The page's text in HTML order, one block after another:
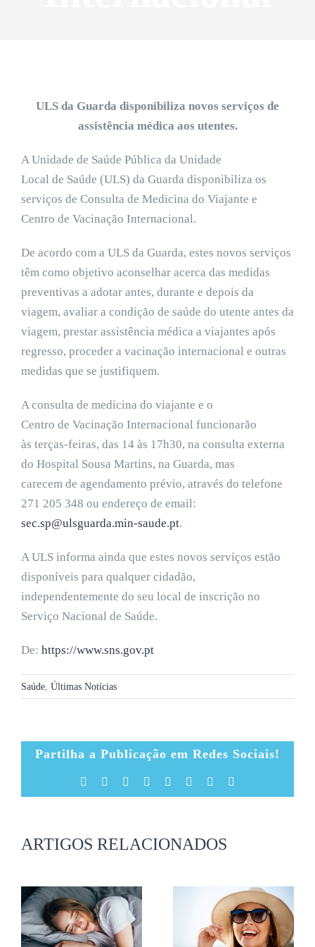
ULS da Guarda disponibiliza novos serviços de
assistência médica aos utentes.
A Unidade de Saúde Pública da Unidade
Local de Saúde (ULS) da Guarda disponibiliza os
serviços de Consulta de Medicina do Viajante e
Centro de Vacinação Internacional.
De acordo com a ULS da Guarda, estes novos serviços
têm como objetivo aconselhar acerca das medidas
preventivas a adotar antes, durante e depois da
viagem, avaliar a condição de saúde do utente antes da
viagem, prestar assistência médica a viajantes após
regresso, proceder a vacinação internacional e outras
medidas que se justifiquem.
A consulta de medicina do viajante e o
Centro de Vacinação Internacional funcionarão
às terças-feiras, das 14 às 17h30, na consulta externa
do Hospital Sousa Martins, na Guarda, mas
carecem de agendamento prévio, através do telefone
271 205 348 ou endereço de email:
sec.sp@ulsguarda.min-saude.pt.
A ULS informa ainda que estes novos serviços estão
disponíveis para qualquer cidadão,
independentemente do seu local de inscrição no
Serviço Nacional de Saúde.
De: https://www.sns.gov.pt
Saúde Últimas Notícias
Partilha a Publicação em Redes Sociais!
Facebook Reddit LinkedIn
TumblrPinterest
ARTIGOS RELACIONADOS